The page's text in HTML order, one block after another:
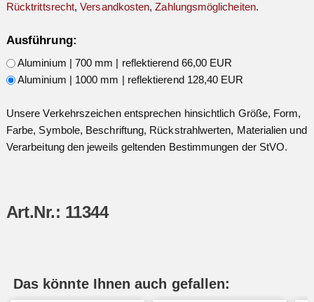
Rücktrittsrecht,Versandkosten,Zahlungsmöglicheiten.
Ausführung:
Aluminium | 700 mm | reflektierend 66,00 EUR
Aluminium | 1000 mm | reflektierend 128,40 EUR
Unsere Verkehrszeichen entsprechen hinsichtlich Größe, Form,
Farbe, Symbole, Beschriftung, Rückstrahlwerten, Materialien und
Verarbeitung den jeweils geltenden Bestimmungen der StVO.
Art.Nr.: 11344
Das könnte Ihnen auch gefallen: